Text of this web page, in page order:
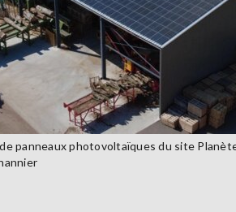
panneaux photovoltaïques du site